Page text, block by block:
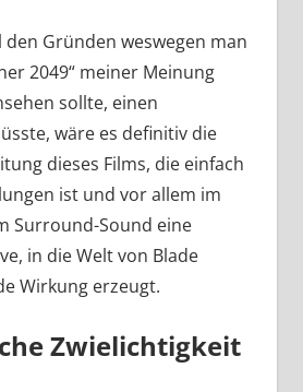
den Gründen weswegen man
2049“ meiner Meinung
sollte, einen
wäre es definitiv die
dieses Films, die einfach
ist und vor allem im
Surround-Sound eine
in die Welt von Blade
Wirkung erzeugt.
Zwielichtigkeit